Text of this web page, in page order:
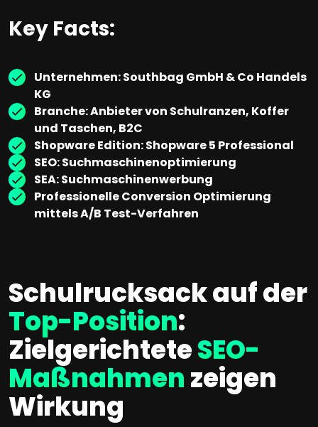
Key Facts:
Unternehmen: Southbag GmbH & Co Handels
KG
Branche: Anbieter von Schulranzen, Koffer
und Taschen, B2C
Shopware Edition: Shopware 5 Professional
SEO: Suchmaschinenoptimierung
SEA: Suchmaschinenwerbung
Professionelle Conversion Optimierung
mittels A/B Test-Verfahren
Schulrucksack auf der
Top-Position:
ZielgerichteteSEO-
Maßnahmenzeigen
Wirkung